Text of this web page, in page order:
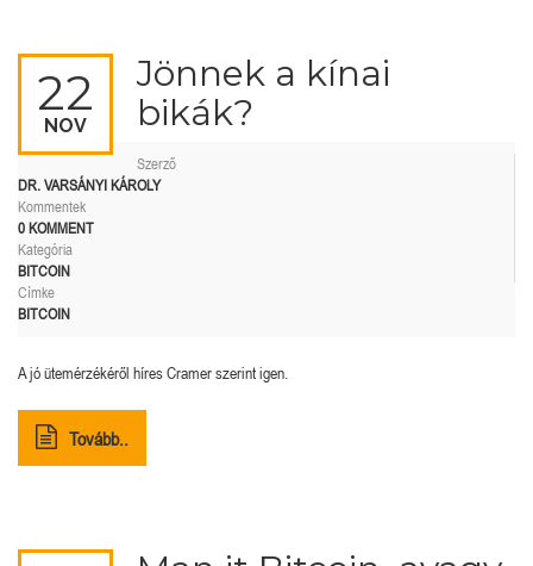
22
NOV
Jönnek a kínai
bikák?
Szerző
DR. VARSÁNYI KÁROLY
Kommentek
0 KOMMENT
Kategória
BITCOIN
Címke
BITCOIN
A jó ütemérzékéről híres Cramer szerint igen.
Tovább..